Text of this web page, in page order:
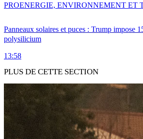
Panneaux solaires et puces : Trump impose
polysilicium
13:58
PROENERGIE, ENVIRONNEMENT ET
PLUS DE CETTE SECTION